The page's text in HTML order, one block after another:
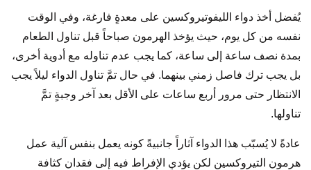
يُفضل أخذ دواء الليفوتيروكسين على معدةٍ فارغة، وفي الوقت
نفسه من كل يوم، حيث يؤخذ الهرمون صباحاً قبل تناول الطعام
بمدة نصف ساعة إلى ساعة، كما يجب عدم تناوله مع أدوية أخرى،
بل يجب ترك فاصل زمني بينهما. في حال تمَّ تناول الدواء ليلاً يجب
الانتظار حتى مرور أربع ساعات على الأقل بعد آخر وجبةٍ تمَّ
تناولها.
عادةً لا يُسبّب هذا الدواء آثاراً جانبيةً كونه يعمل بنفس آلية عمل
هرمون التيروكسين لكن يؤدي الإفراط فيه إلى فقدان كثافة